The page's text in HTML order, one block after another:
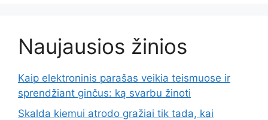
Naujausios žinios
Kaip elektroninis parašas veikia teismuose ir
sprendžiant ginčus: ką svarbu žinoti
Skalda kiemui atrodo gražiai tik tada, kai